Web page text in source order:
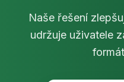
Naše řešení
udržuje uživatele